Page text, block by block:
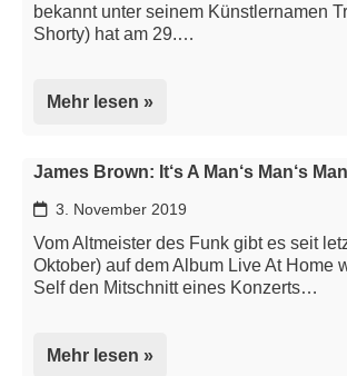
bekannt unter seinem Künstlernamen
Shorty) hat am 29.…
Mehr lesen »
James Brown: It‘s A Man‘s Man‘s
3. November 2019
Vom Altmeister des Funk gibt es seit
Oktober) auf dem Album Live At Home
Self den Mitschnitt eines Konzerts…
Mehr lesen »